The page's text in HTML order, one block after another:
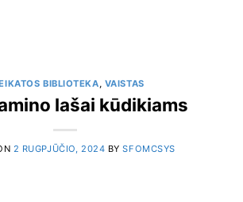
BIBLIOTEKA, VAISTAS
lašai kūdikiams
2 RUGPJŪČIO, 2024 BYSFOMCSYS